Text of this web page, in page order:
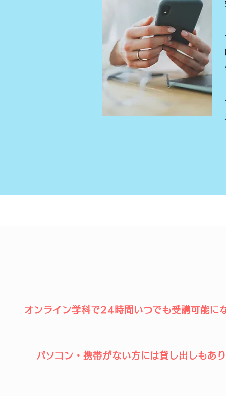
オンライン学科で24時間いつでも受講可能に
​パソコン・携帯がない方には貸し出しもあ